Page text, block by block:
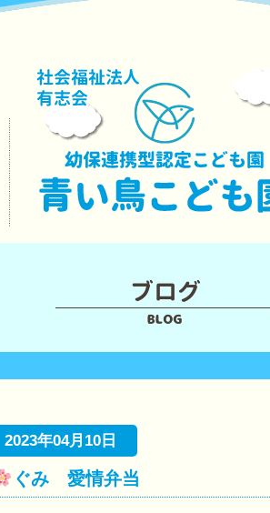
2023年04月10日
ぐみ 愛情弁当